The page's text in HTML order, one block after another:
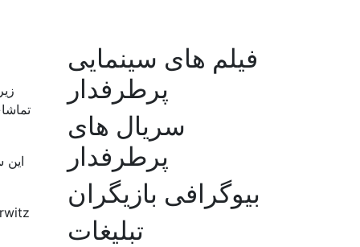
فیلم های سینمایی
پرطرفدار
سریال های
پرطرفدار
بیوگرافی بازیگران
تبلیغات